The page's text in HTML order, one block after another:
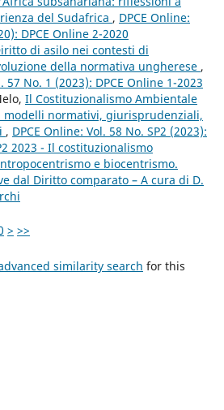
del Sudafrica , DPCE Online:
DPCE Online 2-2020
di asilo nei contesti di
della normativa ungherese ,
57 No. 1 (2023): DPCE Online 1-2023
Il Costituzionalismo Ambientale
modelli normativi, giurisprudenziali,
, DPCE Online: Vol. 58 No. SP2 (2023):
2023 - Il costituzionalismo
e biocentrismo.
dal Diritto comparato – A cura di D.
> >>
similarity search for this